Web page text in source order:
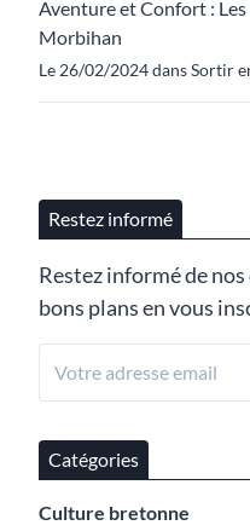
Aventure et Confort :
Morbihan
Le 26/02/2024 dans Sortir
Restez informé
Restez informé de
bons plans en vous
Catégories
Culture bretonne